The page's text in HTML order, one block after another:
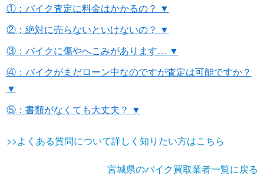
①：バイク査定に料金はかかるの？ ▼
②：絶対に売らないといけないの？ ▼
③：バイクに傷やへこみがあります… ▼
④：バイクがまだローン中なのですが査定は可能ですか？
▼
⑤：書類がなくても大丈夫？ ▼
>>よくある質問について詳しく知りたい方はこちら
宮城県のバイク買取業者一覧に戻る